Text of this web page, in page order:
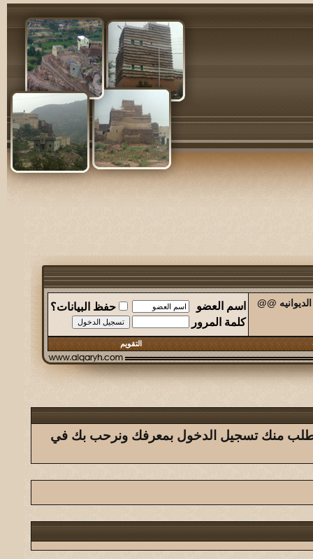
@@ اسم العضو
حفظ البيانات؟
كلمة المرور
التقويم
يتطلب منك تسجيل الدخول بمعرفك ونرحب بك في